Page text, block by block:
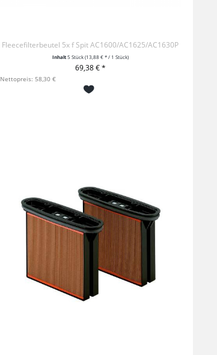
Fleecefilterbeutel 5x f Spit AC1600/AC1625/AC1630P
Inhalt5 Stück(13,88 € * / 1 Stück)
69,38 € *
+ IN DEN WARENKORB
Nettopreis: 58,30 €